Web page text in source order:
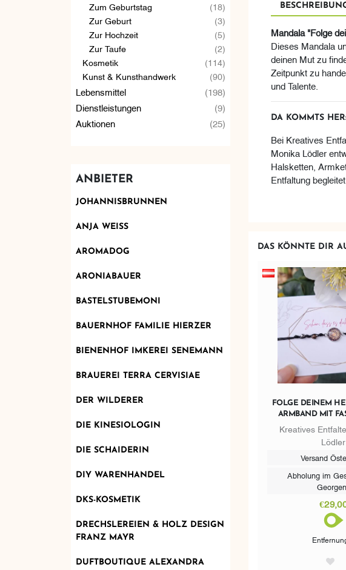
Zum Geburtstag (18)
Zur Geburt (3)
Zur Hochzeit (5)
Zur Taufe (2)
Kosmetik (114)
Kunst & Kunsthandwerk (90)
Lebensmittel (198)
Dienstleistungen (9)
Auktionen (25)
ANBIETER
JOHANNISBRUNNEN
ANJA WEISS
AROMADOG
ARONIABAUER
BASTELSTUBEMONI
BAUERNHOF FAMILIE HIERZER
BIENENHOF IMKEREI SENEMANN
BRAUEREI TERRA CERVISIAE
DER WILDERER
DIE KINESIOLOGIN
DIE SCHAIDERIN
DIY WARENHANDEL
DKS-KOSMETIK
DRECHSLEREIEN & HOLZ DESIGN
FRANZ MAYR
DUFTBOUTIQUE ALEXANDRA
Mandala "Folge
Dieses Mandala
deinen Mut zu
Zeitpunkt zu
und Talente.
DA KOMMTS HER:
Bei Kreatives
Monika Lödler
Halsketten,
Entfaltung begleitet.
DAS KÖNNTE DIR
FOLGE DEINEM
ARMBAND MIT
Kreatives
Lödler
Versand
Abholung im